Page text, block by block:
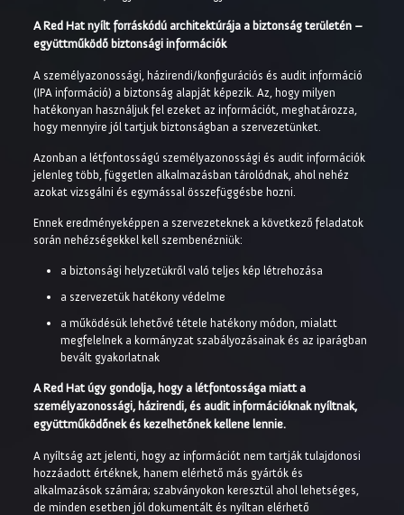
A Red Hat nyílt forráskódú architektúrája a biztonság területén –
együttműködő biztonsági információk
A személyazonossági, házirendi/konfigurációs és audit információ
(IPA információ) a biztonság alapját képezik. Az, hogy milyen
hatékonyan használjuk fel ezeket az információt, meghatározza,
hogy mennyire jól tartjuk biztonságban a szervezetünket.
Azonban a létfontosságú személyazonossági és audit információk
jelenleg több, független alkalmazásban tárolódnak, ahol nehéz
azokat vizsgálni és egymással összefüggésbe hozni.
Ennek eredményeképpen a szervezeteknek a következő feladatok
során nehézségekkel kell szembenézniük:
a biztonsági helyzetükről való teljes kép létrehozása
a szervezetük hatékony védelme
a működésük lehetővé tétele hatékony módon, mialatt
megfelelnek a kormányzat szabályozásainak és az iparágban
bevált gyakorlatnak
A Red Hat úgy gondolja, hogy a létfontossága miatt a
személyazonossági, házirendi, és audit információknak nyíltnak,
együttműködőnek és kezelhetőnek kellene lennie.
A nyíltság azt jelenti, hogy az információt nem tartják tulajdonosi
hozzáadott értéknek, hanem elérhető más gyártók és
alkalmazások számára; szabványokon keresztül ahol lehetséges,
de minden esetben jól dokumentált és nyíltan elérhető